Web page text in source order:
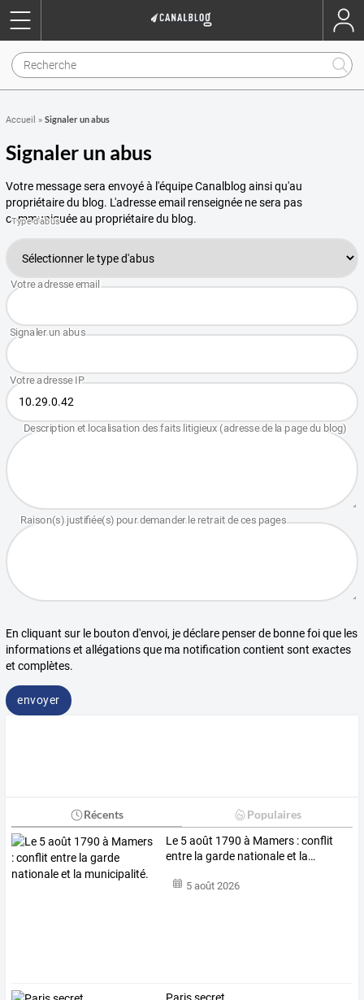
Accueil » Signaler un abus
Signaler un abus
Votre message sera envoyé à l'équipe Canalblog ainsi qu'au
propriétaire du blog. L'adresse email renseignée ne sera pas
communiquée au propriétaire du blog.
En cliquant sur le bouton d'envoi, je déclare penser de bonne foi que les
informations et allégations que ma notification contient sont exactes
et complètes.
envoyer
Récents Populaires
Le 5août 1790 à Mamers :conflit
entre la garde nationaleet la…
5 août 2026
Paris secret